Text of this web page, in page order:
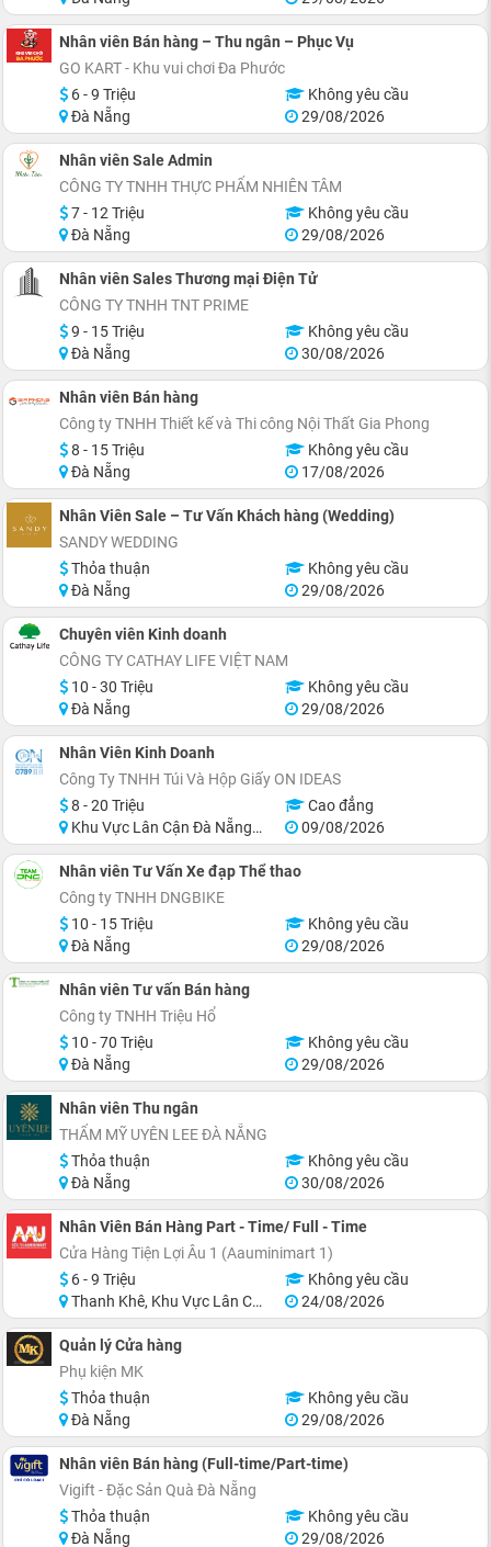
Nhân viên Bán hàng – Thu ngân – Phục Vụ
GO KART - Khu vui chơi Đa Phước
6 - 9 Triệu
Không yêu cầu
Đà Nẵng
29/08/2026
Nhân viên Sale Admin
CÔNG TY TNHH THỰC PHẨM NHIÊN TÂM
7 - 12 Triệu
Không yêu cầu
Đà Nẵng
29/08/2026
Nhân viên Sales Thương mại Điện Tử
CÔNG TY TNHH TNT PRIME
9 - 15 Triệu
Không yêu cầu
Đà Nẵng
30/08/2026
Nhân viên Bán hàng
Công ty TNHH Thiết kế và Thi công Nội Thất Gia Phong
8 - 15 Triệu
Không yêu cầu
Đà Nẵng
17/08/2026
Nhân Viên Sale – Tư Vấn Khách hàng (Wedding)
SANDY WEDDING
Thỏa thuận
Không yêu cầu
Đà Nẵng
29/08/2026
Chuyên viên Kinh doanh
CÔNG TY CATHAY LIFE VIỆT NAM
10 - 30 Triệu
Không yêu cầu
Đà Nẵng
29/08/2026
Nhân Viên Kinh Doanh
Công Ty TNHH Túi Và Hộp Giấy ON IDEAS
8 - 20 Triệu
Cao đẳng
Khu Vực Lân Cận Đà Nẵng, Thanh Khê
09/08/2026
Nhân viên Tư Vấn Xe đạp Thể thao
Công ty TNHH DNGBIKE
10 - 15 Triệu
Không yêu cầu
Đà Nẵng
29/08/2026
Nhân viên Tư vấn Bán hàng
Công ty TNHH Triệu Hổ
10 - 70 Triệu
Không yêu cầu
Đà Nẵng
29/08/2026
Nhân viên Thu ngân
THẨM MỸ UYÊN LEE ĐÀ NẴNG
Thỏa thuận
Không yêu cầu
Đà Nẵng
30/08/2026
Nhân Viên Bán Hàng Part - Time/ Full - Time
Cửa Hàng Tiện Lợi Âu 1 (Aauminimart 1)
6 - 9 Triệu
Không yêu cầu
Thanh Khê, Khu Vực Lân Cận Đà Nẵng
24/08/2026
Quản lý Cửa hàng
Phụ kiện MK
Thỏa thuận
Không yêu cầu
Đà Nẵng
29/08/2026
Nhân viên Bán hàng (Full-time/Part-time)
Vigift - Đặc Sản Quà Đà Nẵng
Thỏa thuận
Không yêu cầu
Đà Nẵng
29/08/2026